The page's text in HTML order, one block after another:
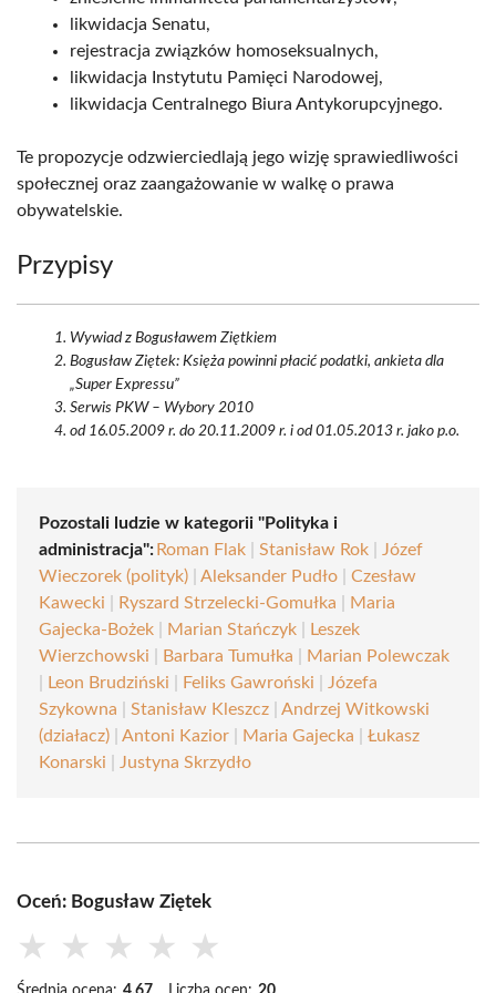
likwidacja Senatu,
rejestracja związków homoseksualnych,
likwidacja Instytutu Pamięci Narodowej,
likwidacja Centralnego Biura Antykorupcyjnego.
Te propozycje odzwierciedlają jego wizję sprawiedliwości
społecznej oraz zaangażowanie w walkę o prawa
obywatelskie.
Przypisy
Wywiad z Bogusławem Ziętkiem
Bogusław Ziętek: Księża powinni płacić podatki, ankieta dla
„Super Expressu”
Serwis PKW – Wybory 2010
od 16.05.2009 r. do 20.11.2009 r. i od 01.05.2013 r. jako p.o.
Pozostali ludzie w kategorii "Polityka i
administracja": Roman Flak Stanisław Rok
Józef
Wieczorek (polityk)
Aleksander Pudło
Czesław
Kawecki
Ryszard Strzelecki-Gomułka
Maria
Gajecka-Bożek
Marian Stańczyk
Leszek
Wierzchowski
Barbara Tumułka
Marian Polewczak
Leon Brudziński Feliks Gawroński
Józefa
Szykowna
Stanisław Kleszcz
Andrzej Witkowski
(działacz)
Antoni Kazior Maria Gajecka
Łukasz
Konarski
Justyna Skrzydło
Oceń: Bogusław Ziętek
★ ★ ★ ★ ★